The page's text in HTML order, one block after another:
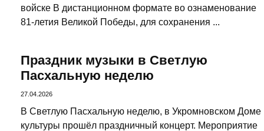
войске В дистанционном формате во ознаменование
81-летия Великой Победы, для сохранения ...
Праздник музыки в Светлую
Пасхальную неделю
27.04.2026
В Светлую Пасхальную неделю, в Укромновском Доме
культуры прошёл праздничный концерт. Мероприятие